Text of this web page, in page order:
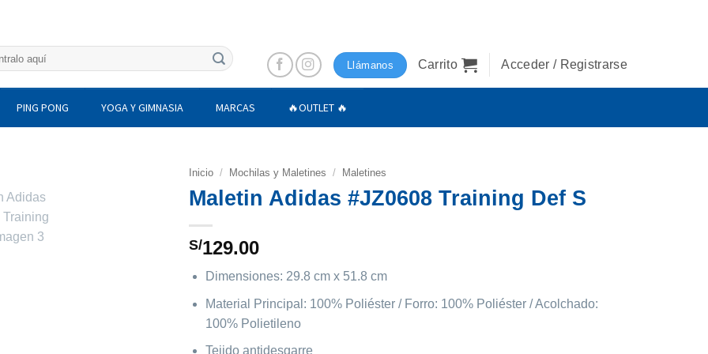
Llámanos Carrito Acceder / Registrarse
PING PONG YOGA Y GIMNASIA MARCAS 🔥OUTLET 🔥
Inicio / Mochilas y Maletines / Maletines
Maletin Adidas #JZ0608 Training Def S
S/129.00
Dimensiones: 29.8 cm x 51.8 cm
Material Principal: 100% Poliéster / Forro: 100% Poliéster / Acolchado:
100% Polietileno
Tejido antidesgarre